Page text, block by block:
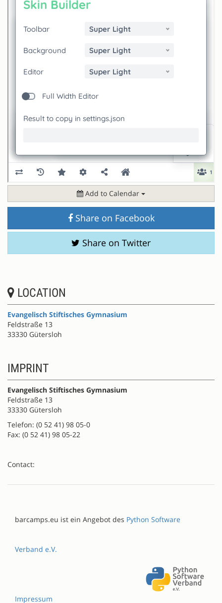
Add to Calendar
Share on Facebook
Share on Twitter
LOCATION
Evangelisch Stiftisches Gymnasium
Feldstraße 13
33330 Gütersloh
IMPRINT
Evangelisch Stiftisches Gymnasium
Feldstraße 13
33330 Gütersloh
Telefon: (0 52 41) 98 05-0
Fax: (0 52 41) 98 05-22
Contact:
barcamps.eu ist ein Angebot des Python Software
Verband e.V.
Impressum